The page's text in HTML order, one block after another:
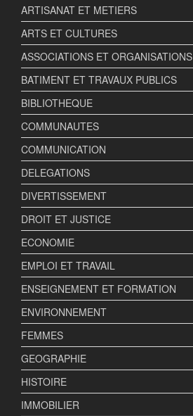
ARTISANAT ET METIERS
ARTS ET CULTURES
ASSOCIATIONS ET ORGANISATIONS
BATIMENT ET TRAVAUX PUBLICS
BIBLIOTHEQUE
COMMUNAUTES
COMMUNICATION
DELEGATIONS
DIVERTISSEMENT
DROIT ET JUSTICE
ECONOMIE
EMPLOI ET TRAVAIL
ENSEIGNEMENT ET FORMATION
ENVIRONNEMENT
FEMMES
GEOGRAPHIE
HISTOIRE
IMMOBILIER